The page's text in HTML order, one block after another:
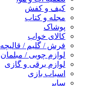
کیف و کفش
مجله و کتاب
پوشاک
کالای خواب
فرش / گلیم / قالیچه
لوازم چوبی / مبلمان
لوازم برقی و گازی
اسباب بازی
سایر